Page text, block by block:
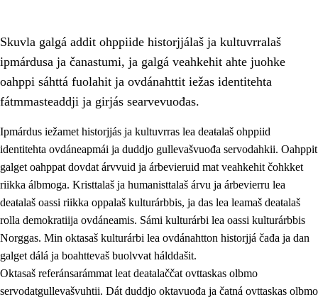
Oahpahusa árvovuođđu
1.1 Olmmošárvu
Identitehta ja kultuvrralaš girjáivuohta
1.3 Kritihkalaš jurddašeapmi ja ehtalaš diđolašvuohta
1.4 Hutkanillu, beroštupmi ja suokkardanhuovva
1.5 Luondduákten ja birasdiđolašvuohta
Skuvla galgá addit ohppiide historjjálaš ja kultuvrralaš
ipmárdusa ja čanastumi, ja galgá veahkehit ahte juohke
oahppi sáhttá fuolahit ja ovdánahttit iežas identitehta
fátmmasteaddji ja girjás searvevuođas.
Ipmárdus iežamet historjjás ja kultuvrras lea deaŧalaš ohppiid
identitehta ovdáneapmái ja duddjo gullevašvuođa servodahkii. Oahppit
galget oahppat dovdat árvvuid ja árbevieruid mat veahkehit čohkket
riikka álbmoga. Kristtalaš ja humanisttalaš árvu ja árbevierru lea
deaŧalaš oassi riikka oppalaš kulturárbbis, ja das lea leamaš deaŧalaš
rolla demokratiija ovdáneamis. Sámi kulturárbi lea oassi kulturárbbis
Norggas. Min oktasaš kulturárbi lea ovdánahtton historjjá čađa ja dan
galget dálá ja boahttevaš buolvvat hálddašit.
Oktasaš referánsarámmat leat deaŧalaččat ovttaskas olbmo
servodatgullevašvuhtii. Dát duddjo oktavuođa ja čatná ovttaskas olbmo